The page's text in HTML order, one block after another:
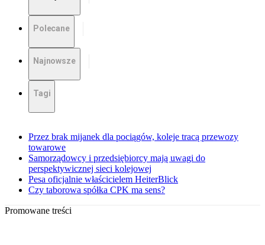
Polecane
Najnowsze
Tagi
Przez brak mijanek dla pociągów, koleje tracą przewozy
towarowe
Samorządowcy i przedsiębiorcy mają uwagi do
perspektywicznej sieci kolejowej
Pesa oficjalnie właścicielem HeiterBlick
Czy taborowa spółka CPK ma sens?
Promowane treści